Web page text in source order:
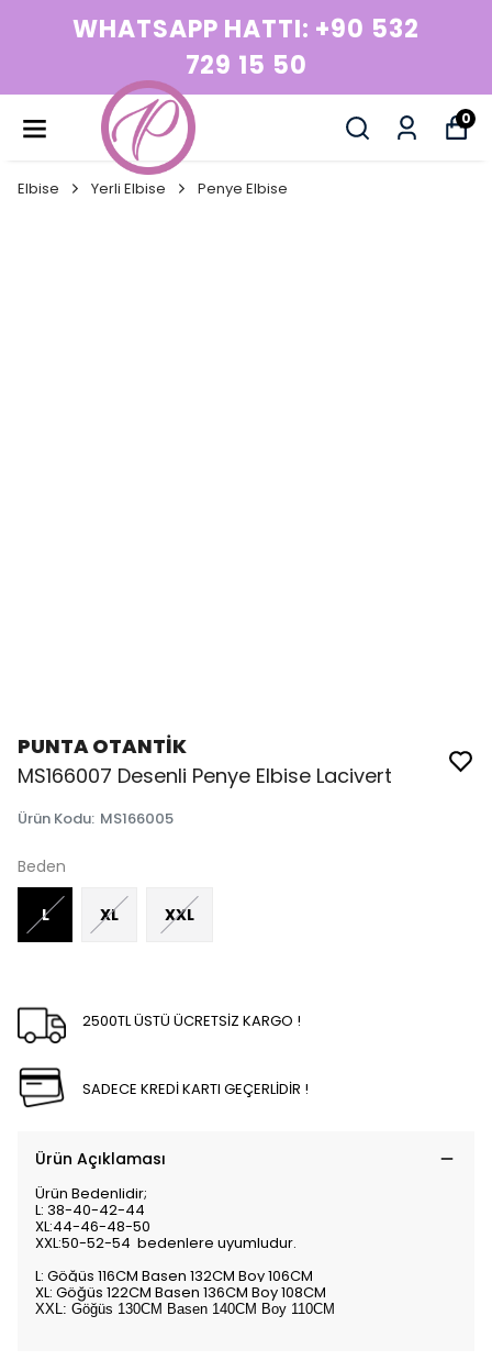
WHATSAPP HATTI: +90 532
729 15 50
0
Elbise Yerli Elbise Penye Elbise
PUNTA OTANTİK
MS166007 Desenli Penye Elbise Lacivert
Ürün Kodu: MS166005
Beden
L XL XXL
2500TL ÜSTÜ ÜCRETSİZ KARGO !
SADECE KREDİ KARTI GEÇERLİDİR !
Ürün Açıklaması
Ürün Bedenlidir;
L: 38-40-42-44
XL:44-46-48-50
XXL:50-52-54 bedenlere uyumludur.
L: Göğüs 116CM Basen 132CM Boy 106CM
XL: Göğüs 122CM Basen 136CM Boy 108CM
XXL: Göğüs 130CM Basen 140CM Boy 110CM